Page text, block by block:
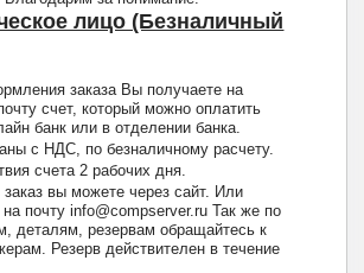
лицо (Безналичный
заказа Вы получаете на
счет, который можно оплатить
банк или в отделении банка.
с НДС, по безналичному расчету.
счета 2 рабочих дня.
вы можете через сайт. Или
почту info@compserver.ru Так же по
деталям, резервам обращайтесь к
Резерв действителен в течение